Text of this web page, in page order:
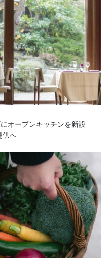
オープンキッチンを新設 ―
供へ ―